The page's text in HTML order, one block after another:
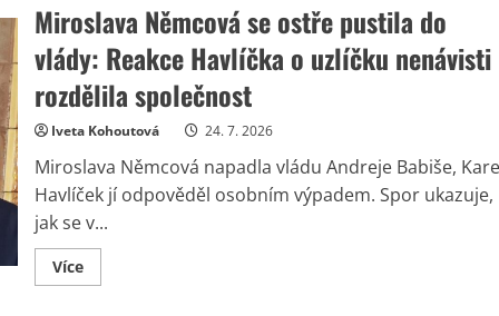
prezidenta
má
dohru:
Fanynka
sepsala
verzi
o
premiérovi
a
internet
se
baví
Miroslava Němcová se ostře pustila do
vlády: Reakce Havlíčka o uzlíčku nenávisti
rozdělila společnost
Iveta Kohoutová 24. 7. 2026
Miroslava Němcová napadla vládu Andreje Babiše,
Havlíček jí odpověděl osobním výpadem. Spor ukazuje,
jak se v...
VíceRead
more